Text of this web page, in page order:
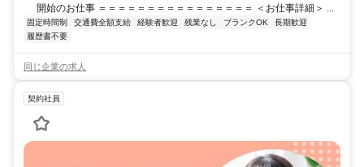
開始のお仕事 ＝＝＝＝＝＝＝＝＝＝＝＝＝＝＝＝ ＜お仕事詳細＞ ...
固定時間制 交通費全額支給 経験者歓迎 残業なし ブランクOK
長期歓迎
履歴書不要
同じ企業の求人
契約社員